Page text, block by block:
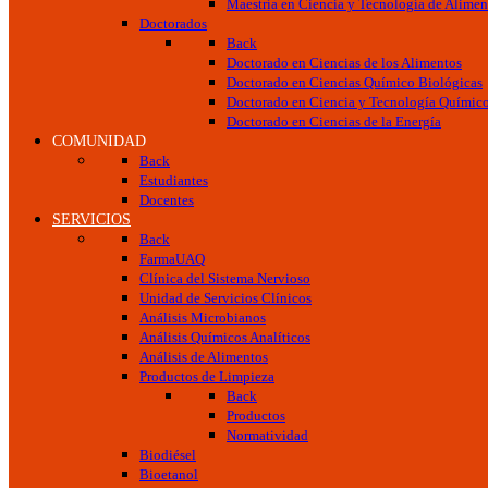
Maestría en Ciencia y Tecnología de
Doctorados
Back
Doctorado en Ciencias de los Alimentos
Doctorado en Ciencias Químico Biológicas
Doctorado en Ciencia y Tecnología
Doctorado en Ciencias de la Energía
COMUNIDAD
Back
Estudiantes
Docentes
SERVICIOS
Back
FarmaUAQ
Clínica del Sistema Nervioso
Unidad de Servicios Clínicos
Análisis Microbianos
Análisis Químicos Analíticos
Análisis de Alimentos
Productos de Limpieza
Back
Productos
Normatividad
Biodiésel
Bioetanol